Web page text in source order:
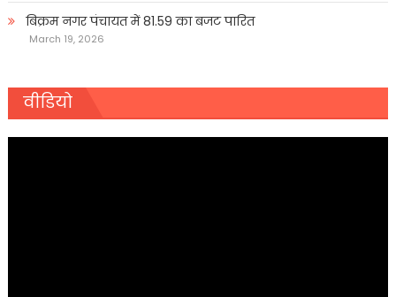
बिक्रम नगर पंचायत में 81.59 का बजट पारित
March 19, 2026
वीडियो